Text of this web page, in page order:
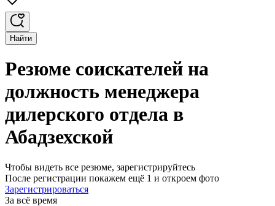
Найти
Резюме соискателей на
должность менеджера
дилерского отдела в
Абадзехской
Чтобы видеть все резюме, зарегистрируйтесь
После регистрации покажем ещё 1 и откроем фото
Зарегистрироваться
За всё время